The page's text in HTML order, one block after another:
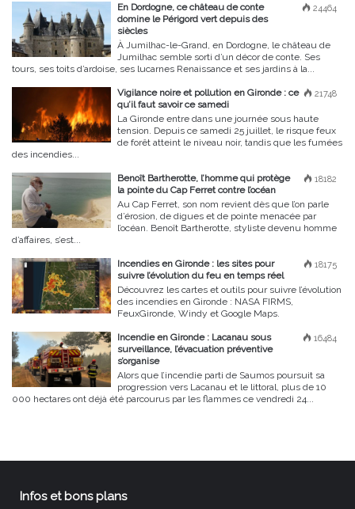
24464
En Dordogne, ce château de conte
domine le Périgord vert depuis des
siècles
À Jumilhac-le-Grand, en Dordogne, le château de
Jumilhac semble sorti d’un décor de conte. Ses
tours, ses toits d’ardoise, ses lucarnes Renaissance et ses jardins à la...
21748
Vigilance noire et pollution en Gironde : ce
qu’il faut savoir ce samedi
La Gironde entre dans une journée sous haute
tension. Depuis ce samedi 25 juillet, le risque feux
de forêt atteint le niveau noir, tandis que les fumées
des incendies...
18182
Benoît Bartherotte, l’homme qui protège
la pointe du Cap Ferret contre l’océan
Au Cap Ferret, son nom revient dès que l’on parle
d’érosion, de digues et de pointe menacée par
l’océan. Benoît Bartherotte, styliste devenu homme
d’affaires, s’est...
18175
Incendies en Gironde : les sites pour
suivre l’évolution du feu en temps réel
Découvrez les cartes et outils pour suivre l’évolution
des incendies en Gironde : NASA FIRMS,
FeuxGironde, Windy et Google Maps.
16484
Incendie en Gironde : Lacanau sous
surveillance, l’évacuation préventive
s’organise
Alors que l’incendie parti de Saumos poursuit sa
progression vers Lacanau et le littoral, plus de 10
000 hectares ont déjà été parcourus par les flammes ce vendredi 24...
Infos et bons plans